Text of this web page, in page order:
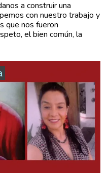
a construir una
con nuestro trabajo y
que nos fueron
el bien común, la